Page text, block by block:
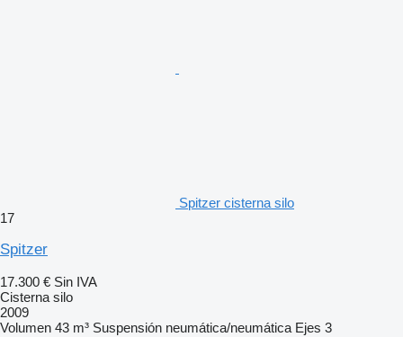
Spitzer cisterna silo
17
Spitzer
17.300 € Sin IVA
Cisterna silo
2009
Volumen 43 m³ Suspensión neumática/neumática Ejes 3